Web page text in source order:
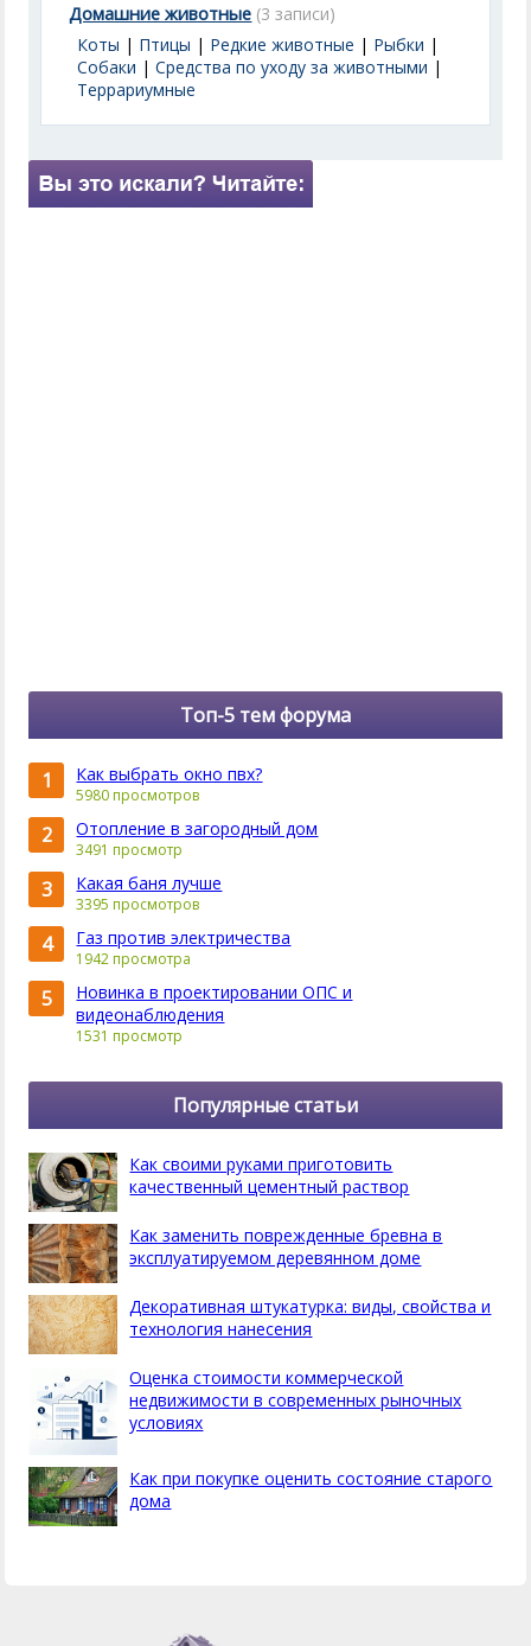
Домашние животные (3 записи)
Коты | Птицы | Редкие животные | Рыбки |
Собаки |Средства по уходу за животными |
Террариумные
Топ-5 тем форума
1 Как выбрать окно пвх?
5980 просмотров
2 Отопление в загородный дом
3491 просмотр
3 Какая баня лучше
3395 просмотров
4 Газ против электричества
1942 просмотра
5
Новинка в проектировании ОПС и
видеонаблюдения
1531 просмотр
Популярные статьи
Как своими руками приготовить
качественный цементный раствор
Как заменить поврежденные бревна в
эксплуатируемом деревянном доме
Декоративная штукатурка: виды, свойства и
технология нанесения
Оценка стоимости коммерческой
недвижимости в современных рыночных
условиях
Как при покупке оценить состояние старого
дома